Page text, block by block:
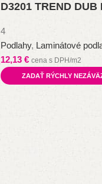
D3201 TREND DUB
4
Podlahy, Laminátové
12,13 € cena s DPH/m2
ZADAŤ RÝCHLY